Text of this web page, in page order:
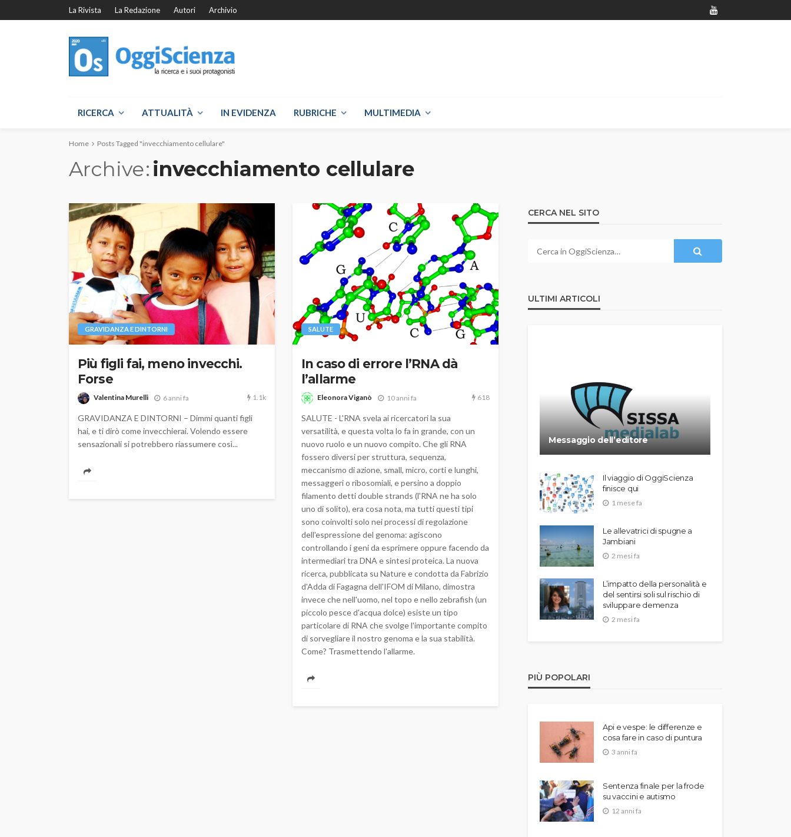
La Rivista La Redazione Autori Archivio
RICERCA ATTUALITÀ IN EVIDENZA RUBRICHE MULTIMEDIA
Home Posts Tagged "invecchiamento cellulare"
Archive invecchiamento cellulare
GRAVIDANZA E DINTORNI
Più figli fai, meno invecchi.
Forse
Valentina Murelli 6 anni fa 1.1k
GRAVIDANZA E DINTORNI – Dimmi quanti figli
hai, e ti dirò come invecchierai. Volendo essere
sensazionali si potrebbero riassumere così...
SALUTE
In caso di errore l’RNA dà
l’allarme
Eleonora Viganò 10 anni fa 618
SALUTE - L'RNA svela ai ricercatori la sua
versatilità, e questa volta lo fa in grande, con un
nuovo ruolo e un nuovo compito. Che gli RNA
fossero diversi per struttura, sequenza,
meccanismo di azione, small, micro, corti e lunghi,
messaggeri o ribosomiali, e persino a doppio
filamento detti double strands (l'RNA ne ha solo
uno di solito), era cosa nota, ma tutti questi tipi
sono coinvolti solo nei processi di regolazione
dell'espressione del genoma: agiscono
controllando i geni da esprimere oppure facendo da
intermediari tra DNA e sintesi proteica. La nuova
ricerca, pubblicata su Nature e condotta da Fabrizio
d'Adda di Fagagna dell'IFOM di Milano, dimostra
invece che nell'uomo, nel topo e nello zebrafish (un
piccolo pesce d'acqua dolce) esiste un tipo
particolare di RNA che svolge l'importante compito
di sorvegliare il nostro genoma e la sua stabilità.
Come? Trasmettendo l'allarme.
CERCA NEL SITO
ULTIMI ARTICOLI
Messaggio dell’editore
Il viaggio di OggiScienza
finisce qui
1 mese fa
Le allevatrici di spugne a
Jambiani
2 mesi fa
L’impatto della personalità e
del sentirsi soli sul rischio di
sviluppare demenza
2 mesi fa
PIÙ POPOLARI
Api e vespe: le differenze e
cosa fare in caso di puntura
3 anni fa
Sentenza finale per la frode
su vaccini e autismo
12 anni fa